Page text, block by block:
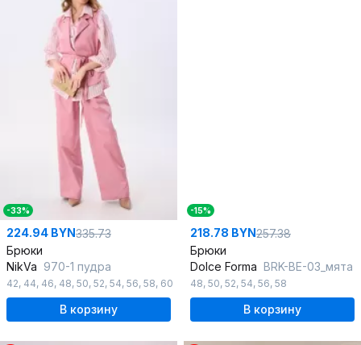
-33%
224.94 BYN335.73
Брюки
NikVa 970-1 пудра
42, 44, 46, 48, 50, 52, 54, 56, 58, 60
В корзину
-15%
218.78 BYN257.38
Брюки
Dolce Forma BRK-BE-03_мята
48, 50, 52, 54, 56, 58
В корзину